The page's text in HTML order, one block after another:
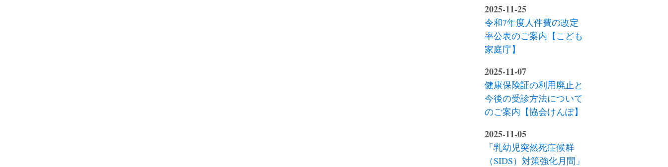
2025-11-25
令和7年度人件費の改定
率公表のご案内【こども
家庭庁】
2025-11-07
健康保険証の利用廃止と
今後の受診方法について
のご案内【協会けんぽ】
2025-11-05
「乳幼児突然死症候群
（SIDS）対策強化月間」